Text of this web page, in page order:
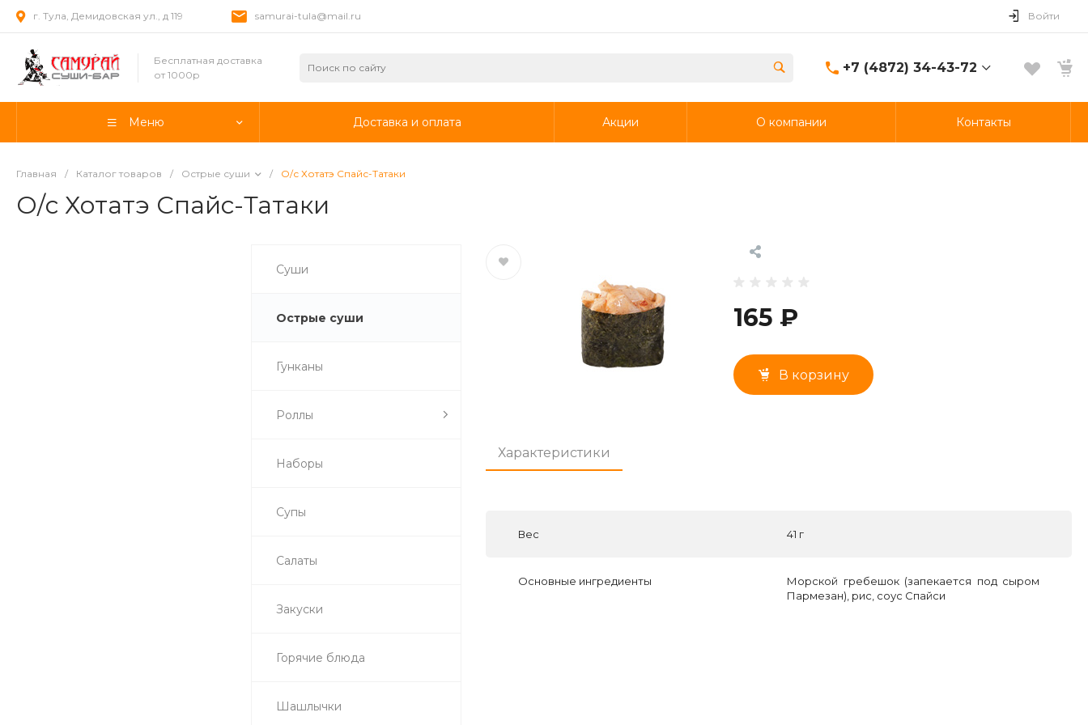
г. Тула, Демидовская ул., д 119 samurai-tula@mail.ru Войти
Бесплатная доставка
от 1000р
+7 (4872) 34-43-72
+7 (4872) 34-43-72
д 119
Меню Доставка и оплата Акции О компании Контакты
Главная / Каталог товаров / Острые суши / О/с Хотатэ Спайс-Татаки
О/с Хотатэ Спайс-Татаки
Суши
Острые суши
Гунканы
Роллы
Наборы
Супы
Салаты
Закуски
Горячие блюда
Шашлычки
165 ₽
В корзину
Характеристики
Вес 41 г
Основные ингредиенты
Морской гребешок (запекается под сыром
Пармезан), рис, соус Спайси